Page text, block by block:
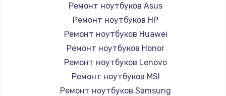
Ремонт ноутбуков Asus
Ремонт ноутбуков HP
Ремонт ноутбуков Huawei
Ремонт ноутбуков Honor
Ремонт ноутбуков Lenovo
Ремонт ноутбуков MSI
Ремонт ноутбуков Samsung